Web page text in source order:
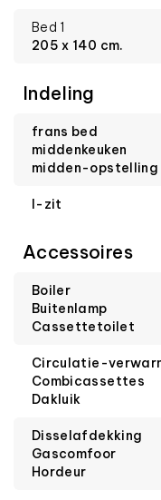
Bed 1
205 x 140 cm.
Indeling
frans bed
middenkeuken
midden-opstelling
l-zit
Accessoires
Boiler
Buitenlamp
Cassettetoilet
Circulatie-
Combicassettes
Dakluik
Disselafdekking
Gascomfoor
Hordeur